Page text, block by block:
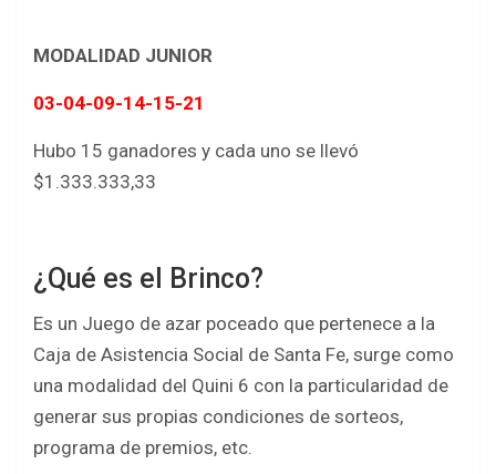
MODALIDAD JUNIOR
03-04-09-14-15-21
Hubo 15 ganadores y cada uno se llevó
$1.333.333,33
¿Qué es el Brinco?
Es un Juego de azar poceado que pertenece a la
Caja de Asistencia Social de Santa Fe, surge como
una modalidad del Quini 6 con la particularidad de
generar sus propias condiciones de sorteos,
programa de premios, etc.